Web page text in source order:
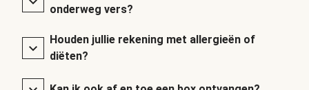
onderweg vers?
Houden jullie rekening met allergieën of
diëten?